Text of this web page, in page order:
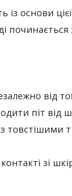
із основи
від
піт від
товстішими
зі